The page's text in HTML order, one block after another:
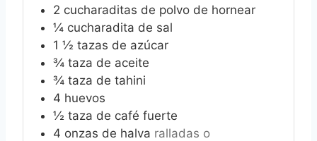
2 cucharaditas de polvo de hornear
¼ cucharadita de sal
1 ½ tazas de azúcar
¾ taza de aceite
¾ taza de tahini
4 huevos
½ taza de café fuerte
4 onzas de halva ralladas o